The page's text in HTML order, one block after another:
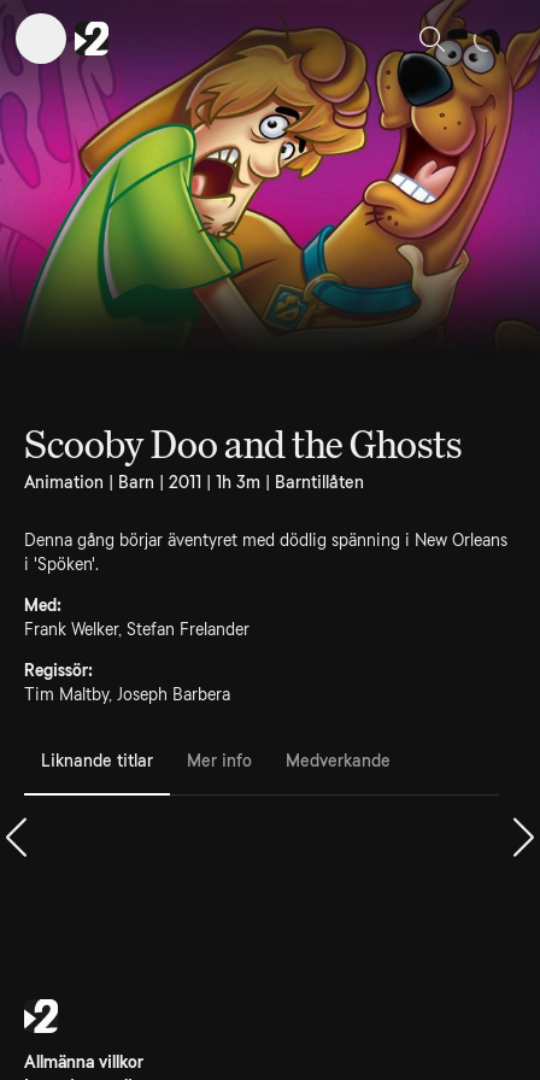
Sök
Scooby Doo and the Ghosts
Animation | Barn | 2011 | 1h 3m | Barntillåten
Denna gång börjar äventyret med dödlig spänning i New Orleans
i 'Spöken'.
Med:
Frank Welker, Stefan Frelander
Regissör:
Tim Maltby, Joseph Barbera
Liknande titlar Mer info Medverkande
Allmänna villkor